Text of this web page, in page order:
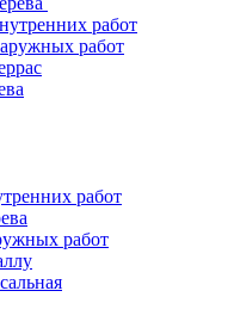
работ
работ
работ
работ